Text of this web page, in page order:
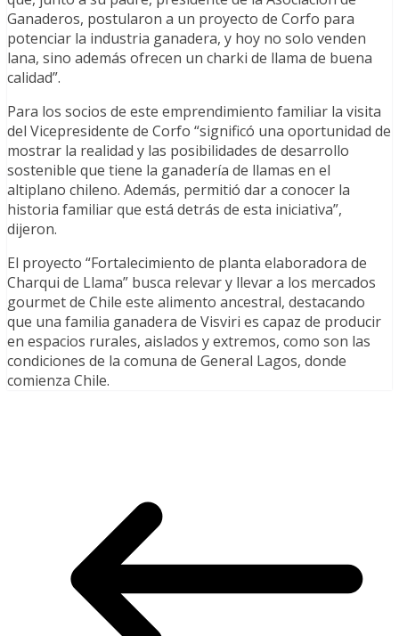
Ganaderos, postularon a un proyecto de Corfo para
potenciar la industria ganadera, y hoy no solo venden
lana, sino además ofrecen un charki de llama de buena
calidad”.
Para los socios de este emprendimiento familiar la visita
del Vicepresidente de Corfo “significó una oportunidad de
mostrar la realidad y las posibilidades de desarrollo
sostenible que tiene la ganadería de llamas en el
altiplano chileno. Además, permitió dar a conocer la
historia familiar que está detrás de esta iniciativa”,
dijeron.
El proyecto “Fortalecimiento de planta elaboradora de
Charqui de Llama” busca relevar y llevar a los mercados
gourmet de Chile este alimento ancestral, destacando
que una familia ganadera de Visviri es capaz de producir
en espacios rurales, aislados y extremos, como son las
condiciones de la comuna de General Lagos, donde
comienza Chile.